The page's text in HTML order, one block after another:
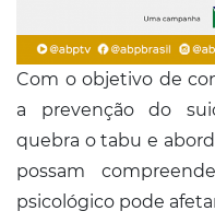
Com o objetivo de
a prevenção do
quebra o tabu e
possam
psicológico pode